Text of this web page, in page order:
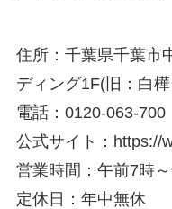
住所：千葉県千葉市
ディング1F(旧：白
電話：0120-063-700
公式サイト：https://
営業時間：午前7時
定休日：年中無休